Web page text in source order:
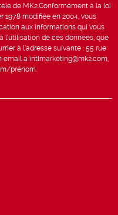
de MK2.Conformément à la loi
1978 modifiée en 2004, vous
aux informations qui vous
l’utilisation de ces données, que
à l’adresse suivante : 55 rue
email à intlmarketing@mk2.com,
prénom.